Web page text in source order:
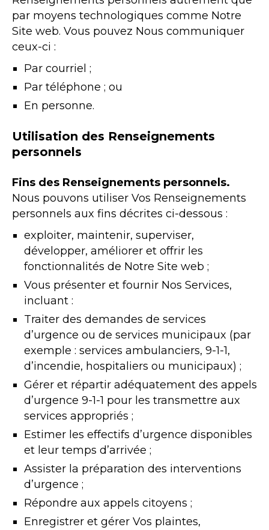
par moyens technologiques comme Notre
Site web. Vous pouvez Nous communiquer
ceux-ci :
Par courriel ;
Par téléphone ; ou
En personne.
Utilisation des Renseignements
personnels
Fins des Renseignements personnels.
Nous pouvons utiliser Vos Renseignements
personnels aux fins décrites ci-dessous :
exploiter, maintenir, superviser,
développer, améliorer et offrir les
fonctionnalités de Notre Site web ;
Vous présenter et fournir Nos Services,
incluant :
Traiter des demandes de services
d’urgence ou de services municipaux (par
exemple : services ambulanciers, 9-1-1,
d’incendie, hospitaliers ou municipaux) ;
Gérer et répartir adéquatement des appels
d’urgence 9-1-1 pour les transmettre aux
services appropriés ;
Estimer les effectifs d’urgence disponibles
et leur temps d’arrivée ;
Assister la préparation des interventions
d’urgence ;
Répondre aux appels citoyens ;
Enregistrer et gérer Vos plaintes,